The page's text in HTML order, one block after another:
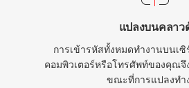
แปลงบนคลาว
การเข้ารหัสทั้งหมดทำงานบนเซิ
คอมพิวเตอร์หรือโทรศัพท์ของคุณจึ
ขณะที่การแปลงทำ